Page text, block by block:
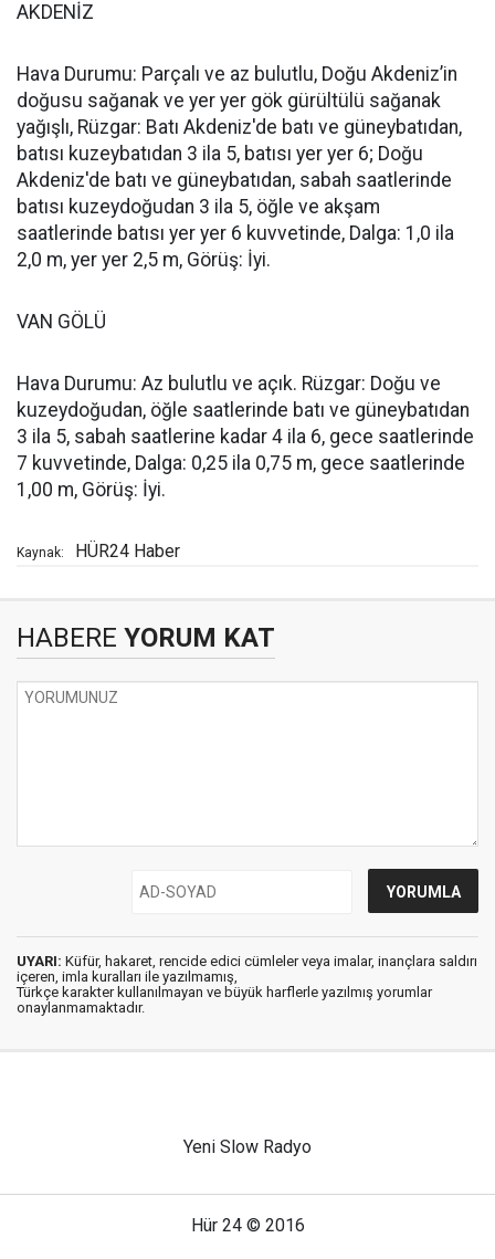
AKDENİZ
Hava Durumu: Parçalı ve az bulutlu, Doğu Akdeniz’in
doğusu sağanak ve yer yer gök gürültülü sağanak
yağışlı, Rüzgar: Batı Akdeniz'de batı ve güneybatıdan,
batısı kuzeybatıdan 3 ila 5, batısı yer yer 6; Doğu
Akdeniz'de batı ve güneybatıdan, sabah saatlerinde
batısı kuzeydoğudan 3 ila 5, öğle ve akşam
saatlerinde batısı yer yer 6 kuvvetinde, Dalga: 1,0 ila
2,0 m, yer yer 2,5 m, Görüş: İyi.
VAN GÖLÜ
Hava Durumu: Az bulutlu ve açık. Rüzgar: Doğu ve
kuzeydoğudan, öğle saatlerinde batı ve güneybatıdan
3 ila 5, sabah saatlerine kadar 4 ila 6, gece saatlerinde
7 kuvvetinde, Dalga: 0,25 ila 0,75 m, gece saatlerinde
1,00 m, Görüş: İyi.
Kaynak: HÜR24 Haber
HABERE YORUM KAT
UYARI: Küfür, hakaret, rencide edici cümleler veya imalar, inançlara saldırı
içeren, imla kuralları ile yazılmamış,
Türkçe karakter kullanılmayan ve büyük harflerle yazılmış yorumlar
onaylanmamaktadır.
Yeni Slow Radyo
Hür 24 © 2016